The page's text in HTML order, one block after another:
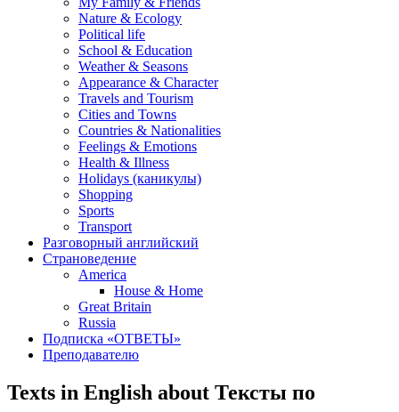
Nature & Ecology
Political life
School & Education
Weather & Seasons
Appearance & Character
Travels and Tourism
Cities and Towns
Countries & Nationalities
Feelings & Emotions
Health & Illness
Holidays (каникулы)
Shopping
Sports
Transport
Разговорный английский
Страноведение
America
House & Home
Great Britain
Russia
Подписка «ОТВЕТЫ»
Преподавателю
Texts in English about Тексты по